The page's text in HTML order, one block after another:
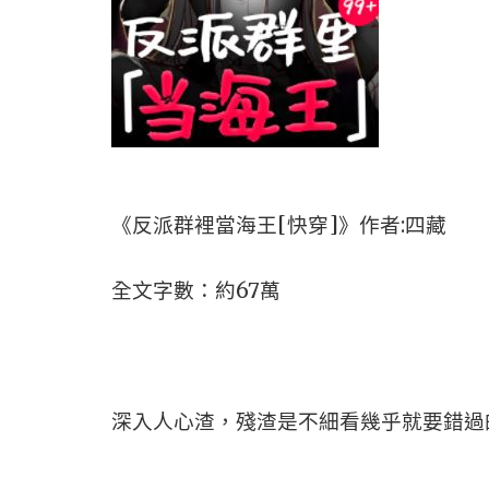
《反派群裡當海王[快穿]》作者:四藏
全文字數：約67萬
深入人心渣，殘渣是不細看幾乎就要錯